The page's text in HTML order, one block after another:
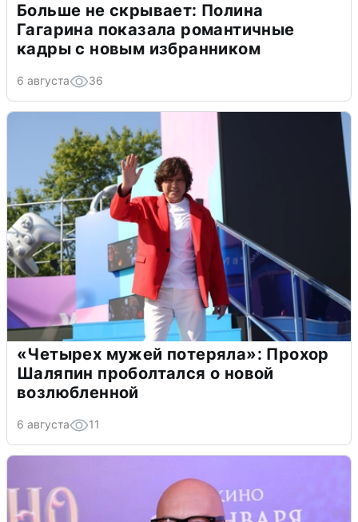
Больше не скрывает: Полина
Гагарина показала романтичные
кадры с новым избранником
6 августа 36
«Четырех мужей потеряла»: Прохор
Шаляпин проболтался о новой
возлюбленной
6 августа 11